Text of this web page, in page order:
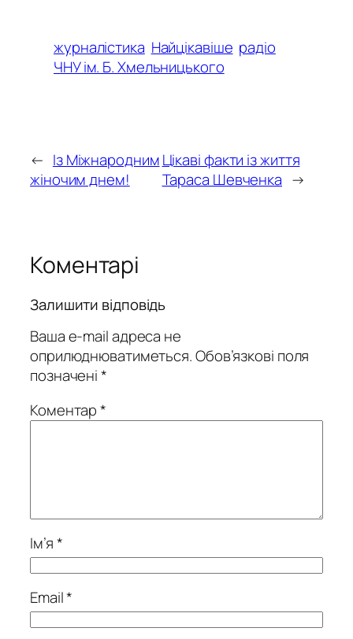
журналістика Найцікавіше радіо
ЧНУ ім. Б. Хмельницького
← Із Міжнародним
жіночим днем!
Цікаві факти із життя
Тараса Шевченка →
Коментарі
Залишити відповідь
Ваша e-mail адреса не
оприлюднюватиметься.Обов’язкові поля
позначені*
Коментар*
Ім’я*
Email*